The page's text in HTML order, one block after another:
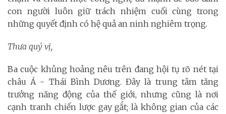
con người luôn giữ trách nhiệm cuối cùng trong
những quyết định có hệ quả an ninh nghiêm trọng.
Thưa quý vị,
Ba cuộc khủng hoảng nêu trên đang hội tụ rõ nét tại
châu Á - Thái Bình Dương. Đây là trung tâm tăng
trưởng năng động của thế giới, nhưng cũng là nơi
cạnh tranh chiến lược gay gắt; là không gian của các